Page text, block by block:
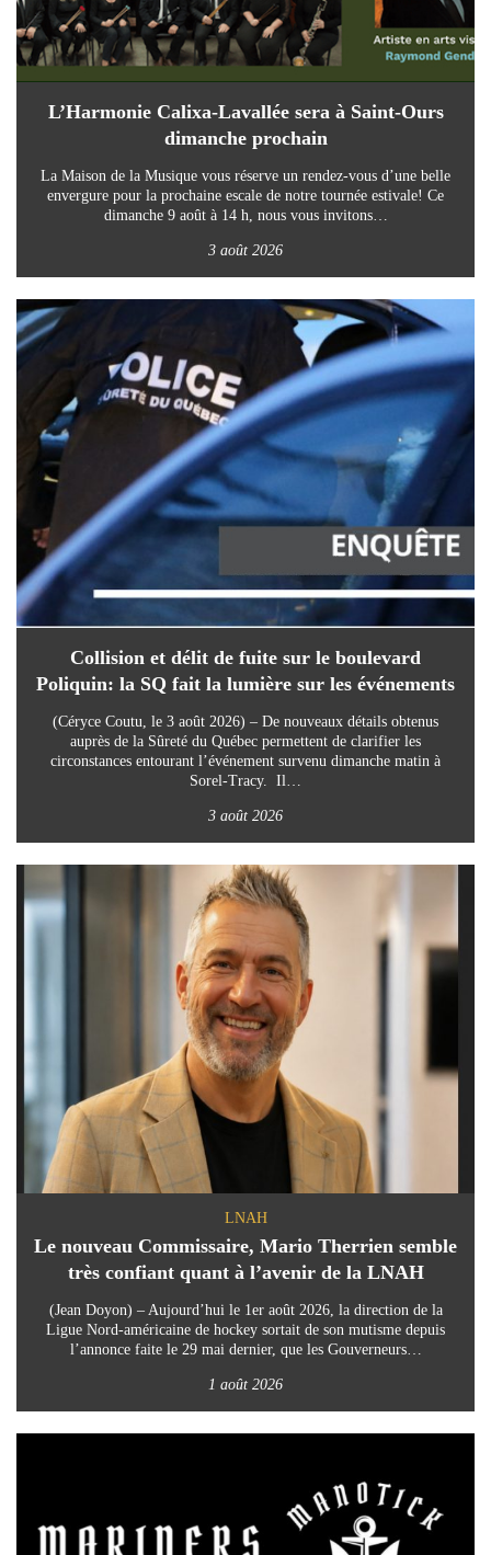
L’Harmonie Calixa-Lavallée sera à Saint-Ours
dimanche prochain
La Maison de la Musique vous réserve un rendez-vous d’une belle
envergure pour la prochaine escale de notre tournée estivale! Ce
dimanche 9 août à 14 h, nous vous invitons…
3 août 2026
Collision et délit de fuite sur le boulevard
Poliquin: la SQ fait la lumière sur les événements
(Céryce Coutu, le 3 août 2026) – De nouveaux détails obtenus
auprès de la Sûreté du Québec permettent de clarifier les
circonstances entourant l’événement survenu dimanche matin à
Sorel-Tracy. Il…
3 août 2026
LNAH
Le nouveau Commissaire, Mario Therrien semble
très confiant quant à l’avenir de la LNAH
(Jean Doyon) – Aujourd’hui le 1er août 2026, la direction de la
Ligue Nord-américaine de hockey sortait de son mutisme depuis
l’annonce faite le 29 mai dernier, que les Gouverneurs…
1 août 2026